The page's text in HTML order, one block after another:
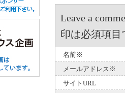
Leave a
印は必須項目
名前※
メールアドレス※
サイトURL